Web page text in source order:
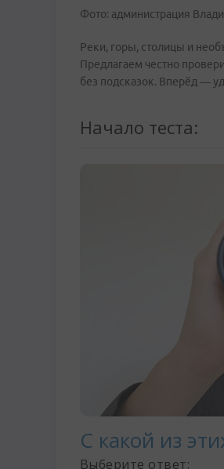
Фото: администрация
Реки, горы, столицы и
Предлагаем честно
без подсказок. Вперёд —